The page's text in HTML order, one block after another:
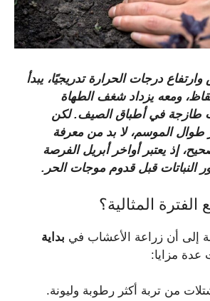
درجات الحرارة تدريجيًا، يبدأ
ومعه يزداد شغف الطهاة
طازجة في أطباق الصيف. لكن
الموسم، لا بد من معرفة
إذ يعتبر أواخر أبريل الفرصة
النباتات قبل قدوم موجات الحر.
الفترة المثالية؟
إلى أن زراعة الأعشاب في بداية
عدة مزايا:
من تربة أكثر رطوبة وليونة.